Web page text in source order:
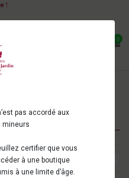
pas accordé aux
mineurs
certifier que vous
à une boutique
à une limite d’âge.
!
0
Choisir